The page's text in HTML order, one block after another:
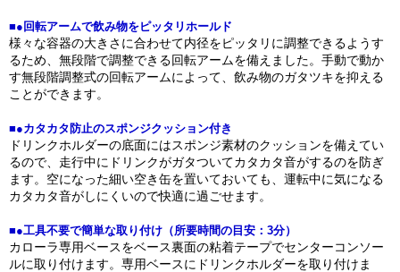
■●回転アームで飲み物をピッタリホールド
様々な容器の大きさに合わせて内径をピッタリに調整できるようす
るため、無段階で調整できる回転アームを備えました。手動で動か
す無段階調整式の回転アームによって、飲み物のガタツキを抑える
ことができます。
■●カタカタ防止のスポンジクッション付き
ドリンクホルダーの底面にはスポンジ素材のクッションを備えてい
るので、走行中にドリンクがガタついてカタカタ音がするのを防ぎ
ます。空になった細い空き缶を置いておいても、運転中に気になる
カタカタ音がしにくいので快適に過ごせます。
■●工具不要で簡単な取り付け（所要時間の目安：3分）
カローラ専用ベースをベース裏面の粘着テープでセンターコンソー
ルに取り付けます。専用ベースにドリンクホルダーを取り付けま